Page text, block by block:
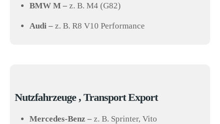
BMW M – z. B. M4 (G82)
Audi – z. B. R8 V10 Performance
Nutzfahrzeuge , Transport Export
Mercedes-Benz – z. B. Sprinter, Vito